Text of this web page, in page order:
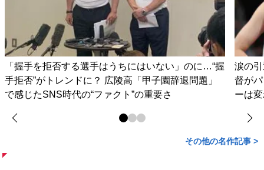
「握手を拒否する選手はうちにはいない」のに…“握
手拒否”がトレンドに？ 広陵高「甲子園辞退問題」
で感じたSNS時代の“ファクト”の重要さ
涙の
督が
ーは
その他の名作記事 >